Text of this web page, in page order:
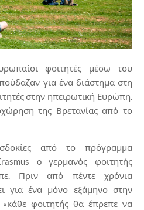
φοιτητές μέσω του
για ένα διάστημα στη
στην ηπειρωτική Ευρώπη.
της Βρετανίας από το
από το πρόγραμμα
o γερμανός φοιτητής
Πριν από πέντε χρόνια
για ένα μόνο εξάμηνο στην
φοιτητής θα έπρεπε να